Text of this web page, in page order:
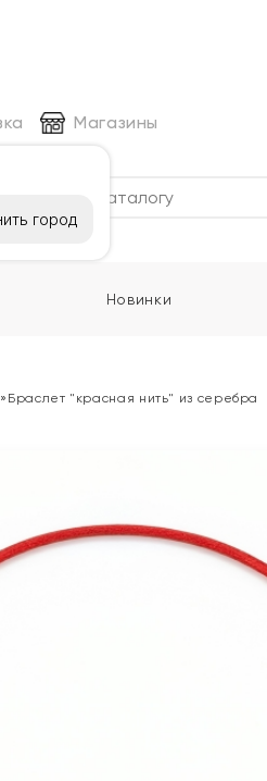
город
Магазины
Новинки
» Браслет "красная нить" из серебра